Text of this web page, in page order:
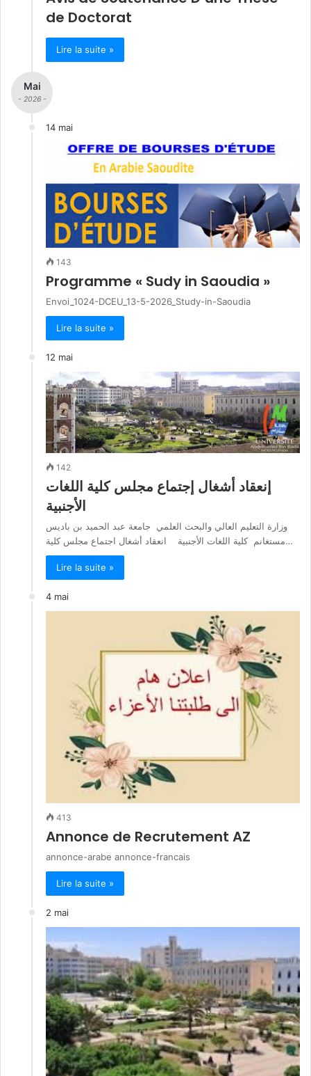
de Doctorat
Lire la suite »
Mai
- 2026 -
14 mai
143
Programme « Sudy in Saoudia »
Envoi_1024-DCEU_13-5-2026_Study-in-Saoudia
Lire la suite »
12 mai
142
إنعقاد أشغال إجتماع مجلس كلية اللغات
الأجنبية
وزارة التعليم العالي والبحث العلمي جامعة عبد الحميد بن باديس
مستغانم كلية اللغات الأجنبية انعقاد أشغال اجتماع مجلس كلية…
Lire la suite »
4 mai
413
Annonce de Recrutement AZ
annonce-arabe annonce-francais
Lire la suite »
2 mai